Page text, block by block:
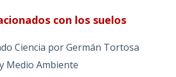
con los suelos
Ciencia por Germán Tortosa
Medio Ambiente